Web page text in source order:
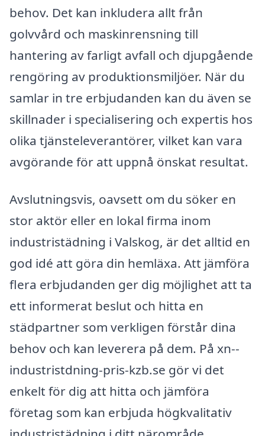
behov. Det kan inkludera allt från
golvvård och maskinrensning till
hantering av farligt avfall och djupgående
rengöring av produktionsmiljöer. När du
samlar in tre erbjudanden kan du även se
skillnader i specialisering och expertis hos
olika tjänsteleverantörer, vilket kan vara
avgörande för att uppnå önskat resultat.
Avslutningsvis, oavsett om du söker en
stor aktör eller en lokal firma inom
industristädning i Valskog, är det alltid en
god idé att göra din hemläxa. Att jämföra
flera erbjudanden ger dig möjlighet att ta
ett informerat beslut och hitta en
städpartner som verkligen förstår dina
behov och kan leverera på dem. På xn--
industristdning-pris-kzb.se gör vi det
enkelt för dig att hitta och jämföra
företag som kan erbjuda högkvalitativ